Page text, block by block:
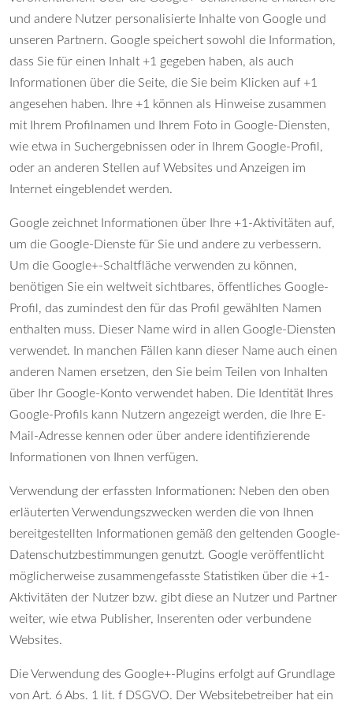
und andere Nutzer personalisierte Inhalte von Google und
unseren Partnern. Google speichert sowohl die Information,
dass Sie für einen Inhalt +1 gegeben haben, als auch
Informationen über die Seite, die Sie beim Klicken auf +1
angesehen haben. Ihre +1 können als Hinweise zusammen
mit Ihrem Profilnamen und Ihrem Foto in Google-Diensten,
wie etwa in Suchergebnissen oder in Ihrem Google-Profil,
oder an anderen Stellen auf Websites und Anzeigen im
Internet eingeblendet werden.
Google zeichnet Informationen über Ihre +1-Aktivitäten auf,
um die Google-Dienste für Sie und andere zu verbessern.
Um die Google+-Schaltfläche verwenden zu können,
benötigen Sie ein weltweit sichtbares, öffentliches Google-
Profil, das zumindest den für das Profil gewählten Namen
enthalten muss. Dieser Name wird in allen Google-Diensten
verwendet. In manchen Fällen kann dieser Name auch einen
anderen Namen ersetzen, den Sie beim Teilen von Inhalten
über Ihr Google-Konto verwendet haben. Die Identität Ihres
Google-Profils kann Nutzern angezeigt werden, die Ihre E-
Mail-Adresse kennen oder über andere identifizierende
Informationen von Ihnen verfügen.
Verwendung der erfassten Informationen: Neben den oben
erläuterten Verwendungszwecken werden die von Ihnen
bereitgestellten Informationen gemäß den geltenden Google-
Datenschutzbestimmungen genutzt. Google veröffentlicht
möglicherweise zusammengefasste Statistiken über die +1-
Aktivitäten der Nutzer bzw. gibt diese an Nutzer und Partner
weiter, wie etwa Publisher, Inserenten oder verbundene
Websites.
Die Verwendung des Google+-Plugins erfolgt auf Grundlage
von Art. 6 Abs. 1 lit. f DSGVO. Der Websitebetreiber hat ein